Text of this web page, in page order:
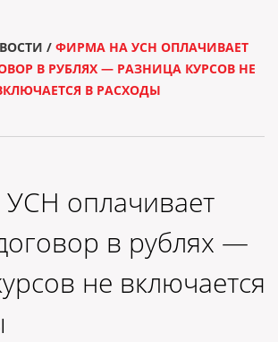
/ ФИРМА НА УСН ОПЛАЧИВАЕТ
В РУБЛЯХ — РАЗНИЦА КУРСОВ НЕ
В РАСХОДЫ
оплачивает
в рублях —
не включается